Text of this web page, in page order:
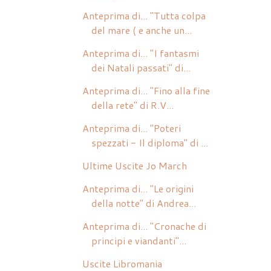
Anteprima di... "Tutta colpa
del mare ( e anche un...
Anteprima di... "I fantasmi
dei Natali passati" di...
Anteprima di... "Fino alla fine
della rete" di R.V...
Anteprima di... "Poteri
spezzati - Il diploma" di ...
Ultime Uscite Jo March
Anteprima di... "Le origini
della notte" di Andrea...
Anteprima di... "Cronache di
principi e viandanti"...
Uscite Libromania